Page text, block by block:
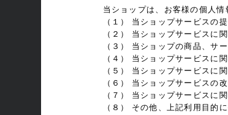
当ショップは、お客様の個人情
（１） 当ショップサービスの
（２） 当ショップサービスに
（３） 当ショップの商品、サ
（４） 当ショップサービスに
（５） 当ショップサービスに
（６） 当ショップサービスの
（７） 当ショップサービスに
（８） その他、上記利用目的